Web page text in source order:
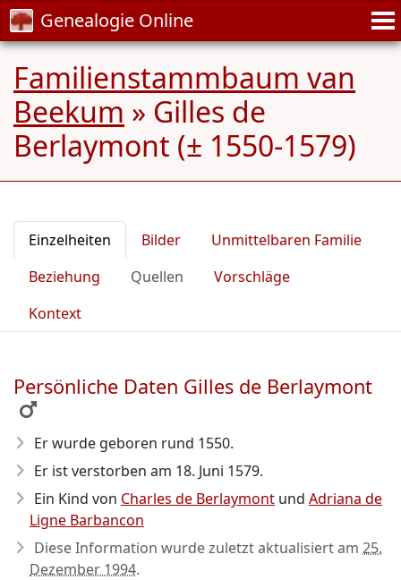
Genealogie Online
Familienstammbaum van
Beekum » Gilles de
Berlaymont (± 1550-1579)
Einzelheiten Bilder
Unmittelbaren Familie
Beziehung
Quellen
Vorschläge
Kontext
Persönliche Daten Gilles de Berlaymont
Er wurde geboren rund 1550.
Er ist verstorben am 18. Juni 1579.
Ein Kind von Charles de Berlaymont und Adriana de
Ligne Barbancon
Diese Information wurde zuletzt aktualisiert am 25.
Dezember 1994.